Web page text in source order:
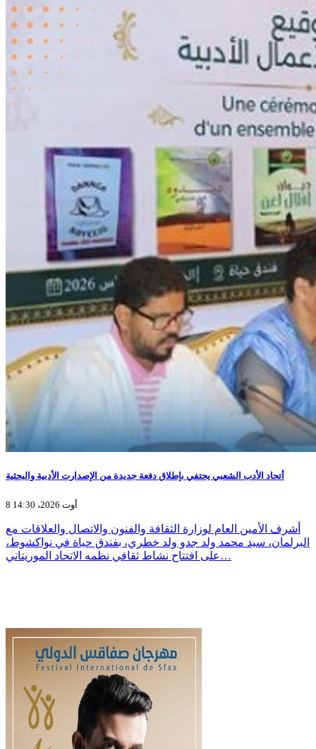
أتحاد الأدب الشعبي يحتفي بإطلاق دفعة جديدة من الإصدارت الأدبية والبحثية
8 أوت 2026، 14:30
أشرف الأمين العام لوزارة الثقافة والفنون والاتصال والعلاقات مع
البرلمان، سيد محمد ولد جدو ولد خطري، بفندق حياة في نواكشوط،
على افتتاح نشاط ثقافي نظمه الاتحاد الموريتاني…